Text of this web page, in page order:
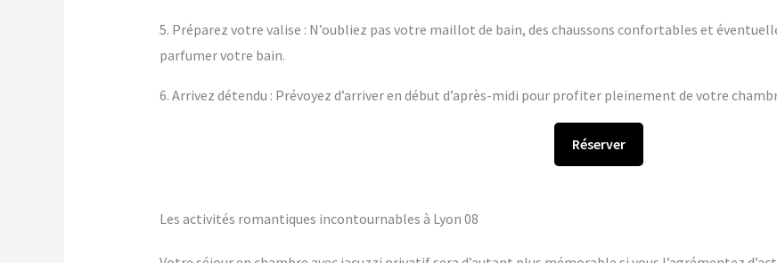
5. Préparez votre valise : N’oubliez pas votre maillot de bain, des chaussons confortables et
parfumer votre bain.
6. Arrivez détendu : Prévoyez d’arriver en début d’après-midi pour profiter pleinement de votre
Réserver
Les activités romantiques incontournables à Lyon 08